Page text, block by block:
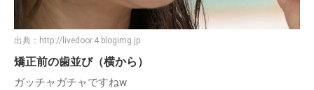
出典： http://livedoor.4.blogimg.jp
矯正前の歯並び（横から）
ガッチャガチャですねw